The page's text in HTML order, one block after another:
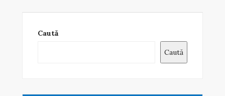
Caută
Caută